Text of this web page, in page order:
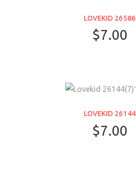
LOVEKID 26586
$7.00
LOVEKID 26144
$7.00